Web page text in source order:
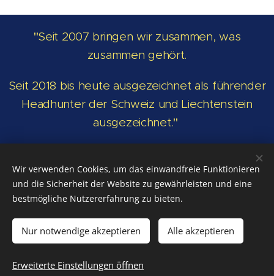
"Seit 2007 bringen wir zusammen, was
zusammen gehört.
Seit 2018 bis heute ausgezeichnet als führender
Headhunter der Schweiz und Liechtenstein
ausgezeichnet."
Wir zählen zu den besten Experten, wenn es
um die Personalbeschaffung geht.
Avalect GmbH - Ibelweg 18a - CH-6300 Zug - Tel: +41 41 766 82
82
Cookies
Wir verwenden Cookies, um das einwandfreie Funktionieren
und die Sicherheit der Website zu gewährleisten und eine
bestmögliche Nutzererfahrung zu bieten.
Nur notwendige akzeptieren Alle akzeptieren
Erweiterte Einstellungen öffnen